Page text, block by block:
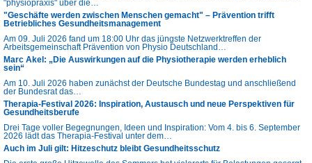
"physiopraxis" über die…
"Geschäfte werden zwischen Menschen gemacht" – Prävention trifft
Betriebliches Gesundheitsmanagement
Am 09. Juli 2026 fand um 18:00 Uhr das jüngste Netzwerktreffen der
Arbeitsgemeinschaft Prävention von Physio Deutschland…
Marc Akel: „Die Auswirkungen auf die Physiotherapie werden erheblich
sein“
Am 10. Juli 2026 haben zunächst der Deutsche Bundestag und anschließend
der Bundesrat das…
Therapia-Festival 2026: Inspiration, Austausch und neue Perspektiven für
Gesundheitsberufe
Drei Tage voller Begegnungen, Ideen und Inspiration: Vom 4. bis 6. September
2026 lädt das Therapia-Festival unter dem…
Auch im Juli gilt: Hitzeschutz bleibt Gesundheitsschutz